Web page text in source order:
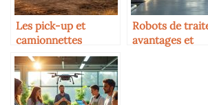
Les pick-up et
camionnettes
adaptés pour les
éleveurs avec
Mitsubishi L200 et
Toyota Hilux
Robots de
avantages et